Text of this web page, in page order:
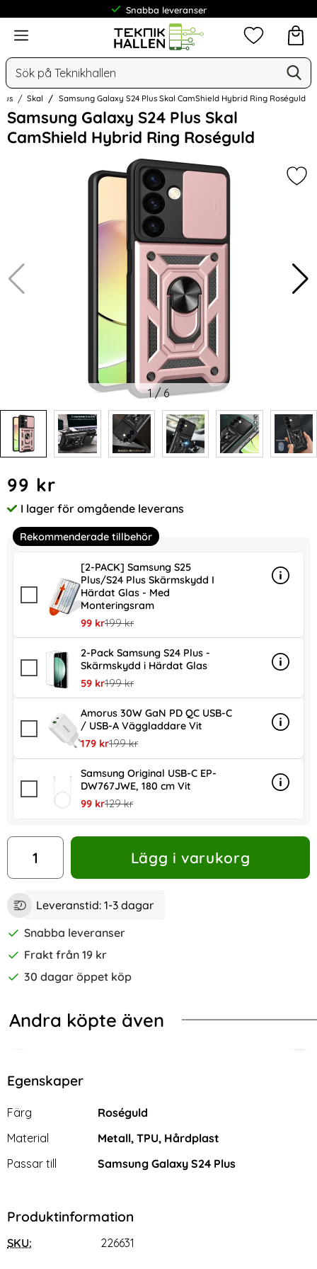
Frakt från 19 kr
Meny
Sök
Mina
Skal Samsung Galaxy S24 Plus Skal CamShield Hybrid Ring Roséguld
Samsung Galaxy S24 Plus Skal
CamShield Hybrid Ring Roséguld
Hoppa
över
Bilder
1/6
pris
99 kr
Tillgänglighet:
I lager för omgående leverans
Rekommenderade tillbehör
[2-PACK] Samsung S25
Plus/S24 Plus Skärmskydd I
Härdat Glas - Med
Monteringsram
rea pris
99 krtidigare pris
199 kr
Info
mer
2-Pack Samsung S24 Plus -
Skärmskydd i Härdat Glas
rea pris
59 krtidigare pris
199 kr
Info
mer
Amorus 30W GaN PD QC USB-C
/ USB-A Väggladdare Vit
rea pris
179 krtidigare pris
199 kr
Info
mer
Samsung Original USB-C EP-
DW767JWE, 180 cm Vit
rea pris
99 krtidigare pris
129 kr
Info
mer
antal
Lägg i varukorg
Leveranstid: 1-3 dagar
Snabba leveranser
Frakt från 19 kr
30 dagar öppet köp
Andra köpte även
TPU Ljus Blå
S24 Plus Skal Härdat Glas Electroplate Blue Ocean
Samsung Galaxy S24 Plus
Egenskaper
Egenskaper/attribut för denna produkt
Attribut
Färg
Roséguld
Material
Metall, TPU, Hårdplast
Passar till
Samsung Galaxy S24 Plus
Produktinformation
SKU: 226631